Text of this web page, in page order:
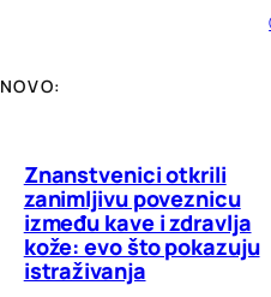
NOVO:
Znanstvenici otkrili
zanimljivu poveznicu
između kave i zdravlja
kože: evo što pokazuju
istraživanja